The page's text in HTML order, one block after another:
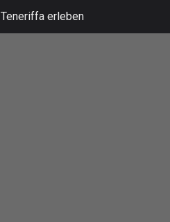
Teneriffa erleben